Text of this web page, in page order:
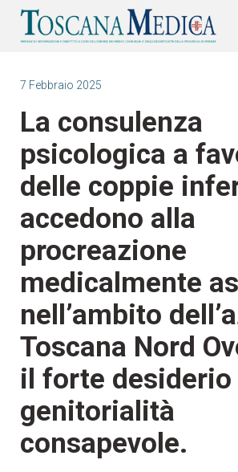
7 Febbraio 2025
La consulenza
psicologica a
delle coppie
accedono alla
procreazione
medicalmente
nell’ambito
Toscana Nord
il forte desiderio
genitorialità
consapevole.